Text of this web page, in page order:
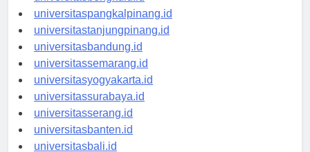
universitasbengkulu.id
universitaspangkalpinang.id
universitastanjungpinang.id
universitasbandung.id
universitassemarang.id
universitasyogyakarta.id
universitassurabaya.id
universitasserang.id
universitasbanten.id